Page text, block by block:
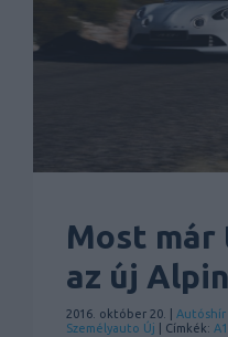
Most már
az új
2016. október 20. | Autóshír
Személyauto Új | Címkék: